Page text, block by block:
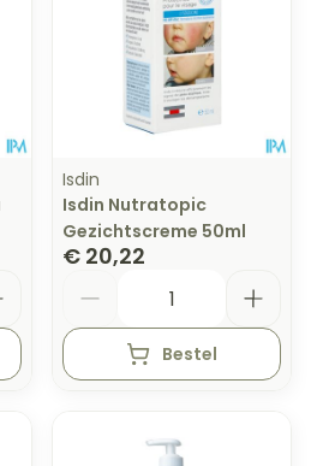
Isdin
Isdin Nutratopic
Gezichtscreme 50ml
€ 20,22
Bestel